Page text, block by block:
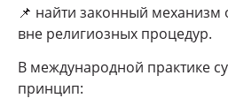
📌 найти законный
вне религиозных процедур.
В международной практике
принцип: